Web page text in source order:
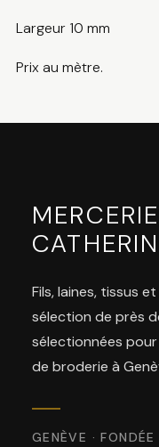
Largeur 10 mm
Prix au mètre.
MERCERIE
Fils, laines, tissus
sélection de près
sélectionnées
de broderie à
GENÈVE ·